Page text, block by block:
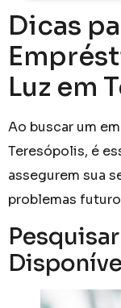
Dicas
Luz em
Ao buscar um
Teresópolis, é
assegurem sua
problemas